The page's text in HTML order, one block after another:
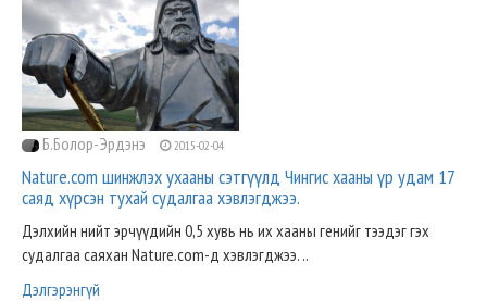
Б.Болор-Эрдэнэ 2015-02-04
Nature.com шинжлэх ухааны сэтгүүлд Чингис хааны үр удам 17
саяд хүрсэн тухай судалгаа хэвлэгджээ.
Дэлхийн нийт эрчүүдийн 0,5 хувь нь их хааны генийг тээдэг гэх
судалгаа саяхан Nature.com-д хэвлэгджээ. ..
Дэлгэрэнгүй